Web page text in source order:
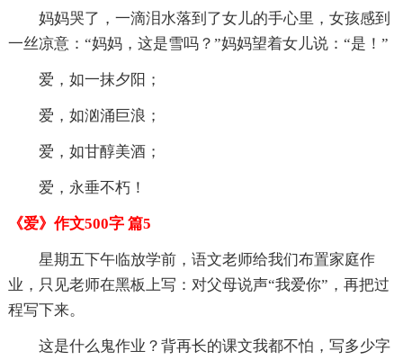
妈妈哭了，一滴泪水落到了女儿的手心里，女孩感到
一丝凉意：“妈妈，这是雪吗？”妈妈望着女儿说：“是！”
爱，如一抹夕阳；
爱，如汹涌巨浪；
爱，如甘醇美酒；
爱，永垂不朽！
《爱》作文500字 篇5
星期五下午临放学前，语文老师给我们布置家庭作
业，只见老师在黑板上写：对父母说声“我爱你”，再把过
程写下来。
这是什么鬼作业？背再长的课文我都不怕，写多少字